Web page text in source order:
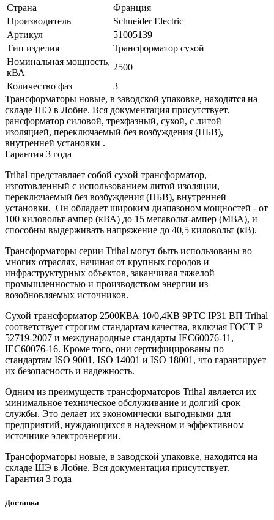
Страна
Франция
Производитель
Schneider Electric
Артикул
51005139
Тип изделия
Трансформатор сухой
Номинальная мощность,
кВА
2500
Количество фаз
3
Трансформаторы новые, в заводской упаковке, находятся на
складе ШЭ в Лобне. Вся документация присутствует.
рансформатор силовой, трехфазный, сухой, с литой
изоляцией, переключаемый без возбуждения (ПБВ),
внутренней установки .
Гарантия 3 года
Trihal представляет собой сухой трансформатор,
изготовленный с использованием литой изоляции,
переключаемый без возбуждения (ПБВ), внутренней
установки. Он обладает широким диапазоном мощностей - от
100 киловольт-ампер (кВА) до 15 мегавольт-ампер (МВА), и
способны выдерживать напряжение до 40,5 киловольт (кВ).
Трансформаторы серии Trihal могут быть использованы во
многих отраслях, начиная от крупных городов и
инфраструктурных объектов, заканчивая тяжелой
промышленностью и производством энергии из
возобновляемых источников.
Сухой трансформатор 2500КВА 10/0,4КВ 9PTC IP31 ВП Trihal
соответствует строгим стандартам качества, включая ГОСТ Р
52719-2007 и международные стандарты IEC60076-11,
IEC60076-16. Кроме того, они сертифицированы по
стандартам ISO 9001, ISO 14001 и ISO 18001, что гарантирует
их безопасность и надежность.
Одним из преимуществ трансформаторов Trihal является их
минимальное техническое обслуживание и долгий срок
службы. Это делает их экономически выгодными для
предприятий, нуждающихся в надежном и эффективном
источнике электроэнергии.
Трансформаторы новые, в заводской упаковке, находятся на
складе ШЭ в Лобне. Вся документация присутствует.
Гарантия 3 года
Доставка